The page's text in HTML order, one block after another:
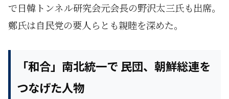
で日韓トンネル研究会元会長の野沢太三氏も出席。
鄭氏は自民党の要人らとも親睦を深めた。
「和合」南北統一で 民団、朝鮮総連を
つなげた人物